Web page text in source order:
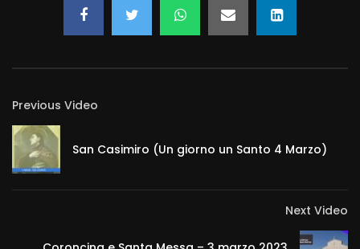
Previous Video
San Casimiro (Un giorno un Santo 4 Marzo)
Next Video